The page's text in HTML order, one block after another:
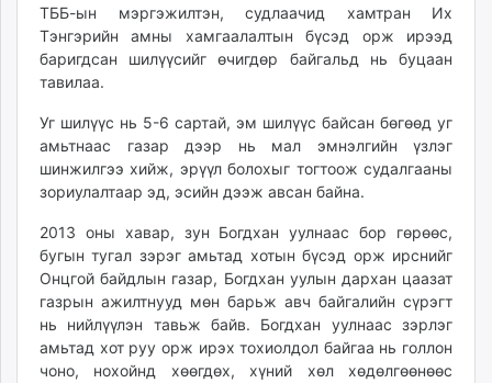
Livetv.mn
Eguur.mn
24tsag.mn
eagle.mn
ergelt.mn
zarig.mn
today.mn
zuv.mn
mminfo.mn
ugluu.mn
urlag.mn
unen.mn
asu.mn
ТББ-ын мэргэжилтэн, судлаачид хамтран Их
Тэнгэрийн амны хамгаалалтын бүсэд орж ирээд
баригдсан шилүүсийг өчигдөр байгальд нь буцаан
тавилаа.
Уг шилүүс нь 5-6 сартай, эм шилүүс байсан бөгөөд уг
амьтнаас газар дээр нь мал эмнэлгийн үзлэг
шинжилгээ хийж, эрүүл болохыг тогтоож судалгааны
зориулалтаар эд, эсийн дээж авсан байна.
2013 оны хавар, зун Богдхан уулнаас бор гөрөөс,
бугын тугал зэрэг амьтад хотын бүсэд орж ирснийг
Онцгой байдлын газар, Богдхан уулын дархан цаазат
газрын ажилтнууд мөн барьж авч байгалийн сүрэгт
нь нийлүүлэн тавьж байв. Богдхан уулнаас зэрлэг
амьтад хот руу орж ирэх тохиолдол байгаа нь голлон
чоно, нохойнд хөөгдөх, хүний хөл хөдөлгөөнөөс